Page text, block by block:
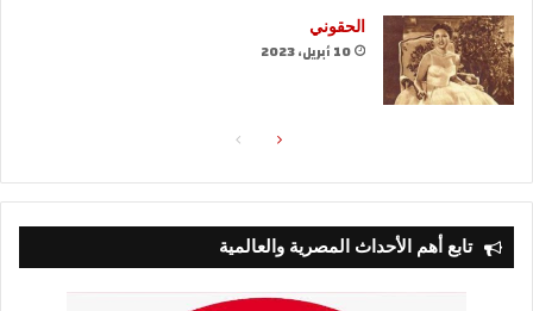
الحقوني
10 أبريل، 2023
الصفحةالصفحة
تابع أهم الأحداث المصرية والعالمية